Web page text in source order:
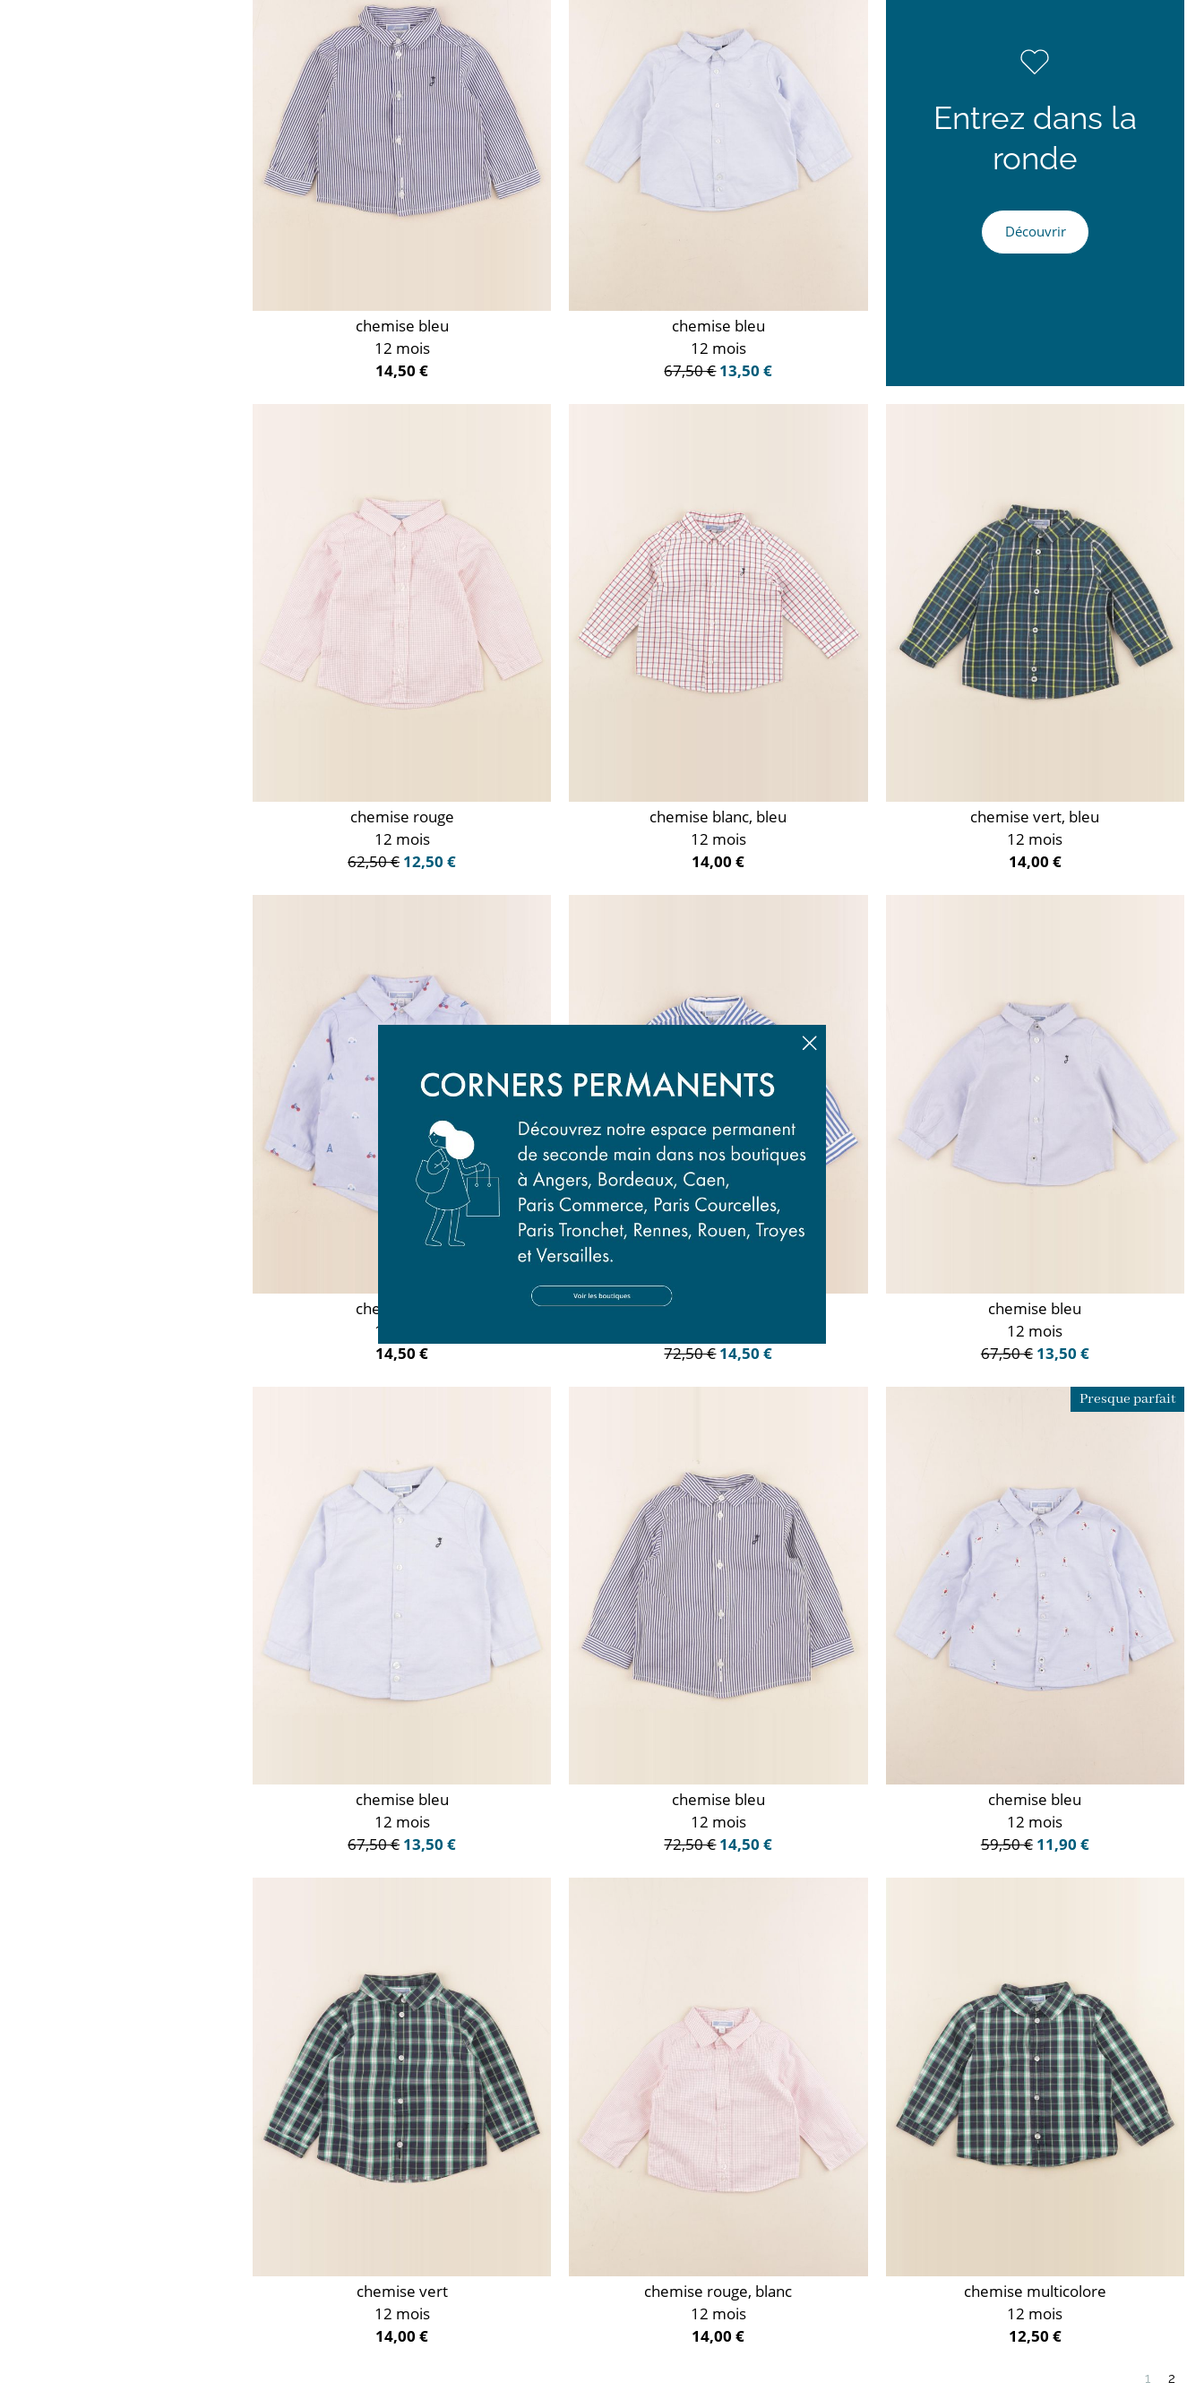
chemise bleu
12 mois
14,50 €
chemise bleu
12 mois
67,50 €13,50 €
chemise rouge
12 mois
62,50 € 12,50 €
chemise blanc, bleu
12 mois
14,00 €
chemise vert, bleu
12 mois
14,00 €
chemise bleu
12 mois
14,50 €
chemise bleu, blanc
72,50 €14,50 €
chemise bleu
12 mois
67,50 € 13,50 €
chemise bleu
12 mois
67,50 € 13,50 €
chemise bleu
12 mois
72,50 €14,50 €
Presque parfait
chemise bleu
12 mois
59,50 € 11,90 €
chemise vert
12 mois
14,00 €
chemise rouge, blanc
12 mois
14,00 €
chemise multicolore
12 mois
12,50 €
Entrez dans la
ronde
Découvrir
1 2